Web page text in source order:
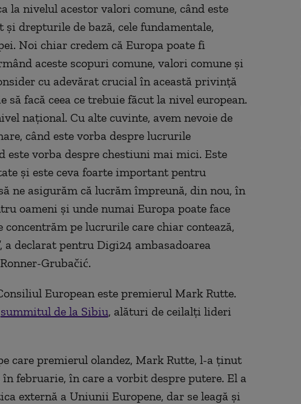
la nivelul acestor valori comune, când este
drepturile de bază, cele fundamentale,
Noi chiar credem că Europa poate fi
aceste scopuri comune, valori comune şi
cu adevărat crucial în această privinţă
să facă ceea ce trebuie făcut la nivel european.
naţional. Cu alte cuvinte, avem nevoie de
când este vorba despre lucrurile
este vorba despre chestiuni mai mici. Este
şi este ceva foarte important pentru
ne asigurăm că lucrăm împreună, din nou, în
oameni şi unde numai Europa poate face
concentrăm pe lucrurile care chiar contează,
a declarat pentru Digi24 ambasadoarea
Grubačić.
European este premierul Mark Rutte.
summitul de la Sibiu, alături de ceilalţi lideri
care premierul olandez, Mark Rutte, l-a ţinut
februarie, în care a vorbit despre putere. El a
externă a Uniunii Europene, dar se leagă şi